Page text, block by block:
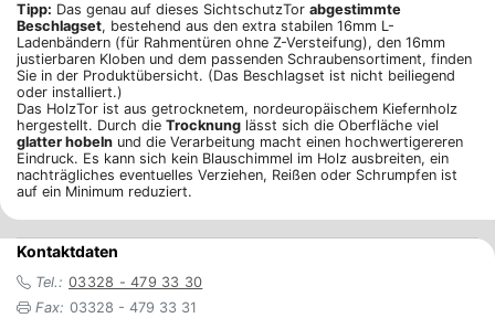
Tipp: Das genau auf dieses SichtschutzTor abgestimmte
Beschlagset, bestehend aus den extra stabilen 16mm L-
Ladenbändern (für Rahmentüren ohne Z-Versteifung), den 16mm
justierbaren Kloben und dem passenden Schraubensortiment, finden
Sie in der Produktübersicht. (Das Beschlagset ist nicht beiliegend
oder installiert.)
Das HolzTor ist aus getrocknetem, nordeuropäischem Kiefernholz
hergestellt. Durch die Trocknung lässt sich die Oberfläche viel
glatter hobeln und die Verarbeitung macht einen hochwertigereren
Eindruck. Es kann sich kein Blauschimmel im Holz ausbreiten, ein
nachträgliches eventuelles Verziehen, Reißen oder Schrumpfen ist
auf ein Minimum reduziert.
Kontaktdaten
Tel.: 03328 - 479 33 30
Fax: 03328 - 479 33 31